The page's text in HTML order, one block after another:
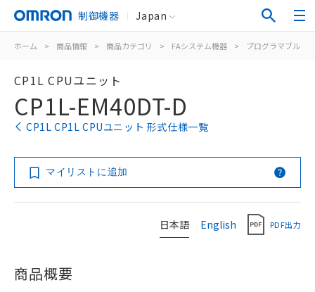
制御機器 Japan
ホーム > 商品情報 > 商品カテゴリ > FAシステム機器 > プログラマブルコ
CP1L CPUユニット
CP1L-EM40DT-D
CP1L CP1L CPUユニット 形式仕様一覧
マイリストに追加
日本語 English PDF出力
商品概要